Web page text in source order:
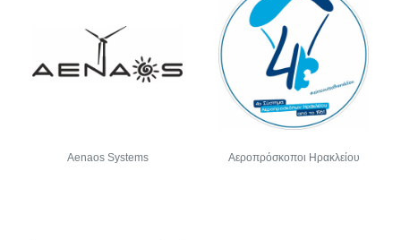
Aenaos Systems Αεροπρόσκοποι Ηρακλείου